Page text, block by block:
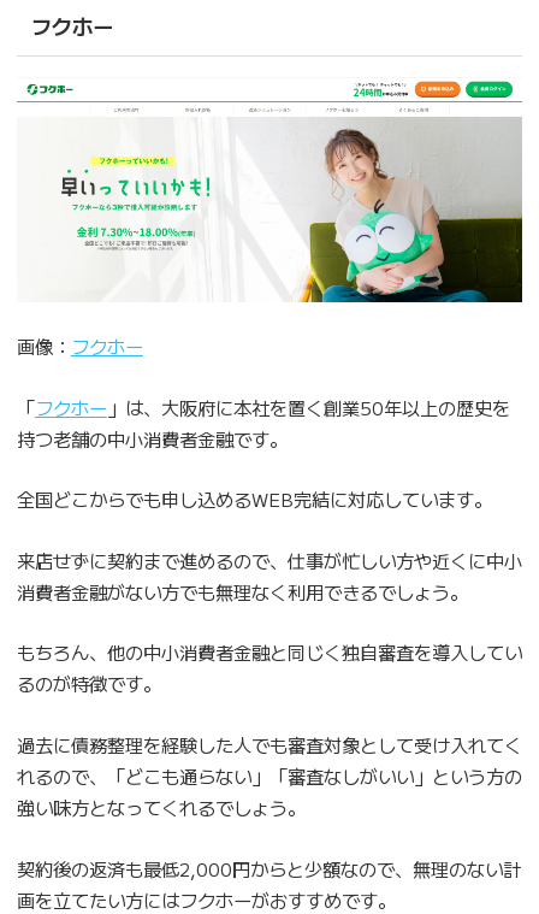
フクホー
画像： フクホー
「フクホー 」は、大阪府に本社を置く創業50年以上の歴史を
持つ老舗の中小消費者金融です。
全国どこからでも申し込めるWEB完結に対応しています。
来店せずに契約まで進めるので、仕事が忙しい方や近くに中小
消費者金融がない方でも無理なく利用できるでしょう。
もちろん、他の中小消費者金融と同じく独自審査を導入してい
るのが特徴です。
過去に債務整理を経験した人でも審査対象として受け入れてく
れるので、「どこも通らない」「審査なしがいい」という方の
強い味方となってくれるでしょう。
契約後の返済も最低2,000円からと少額なので、無理のない計
画を立てたい方にはフクホーがおすすめです。